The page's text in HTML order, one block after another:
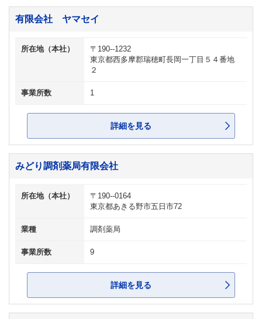
有限会社 ヤマセイ
所在地（本社）
〒190--1232
東京都西多摩郡瑞穂町長岡一丁目５４番地
２
事業所数 1
詳細を見る
みどり調剤薬局有限会社
所在地（本社）
〒190--0164
東京都あきる野市五日市72
業種 調剤薬局
事業所数 9
詳細を見る